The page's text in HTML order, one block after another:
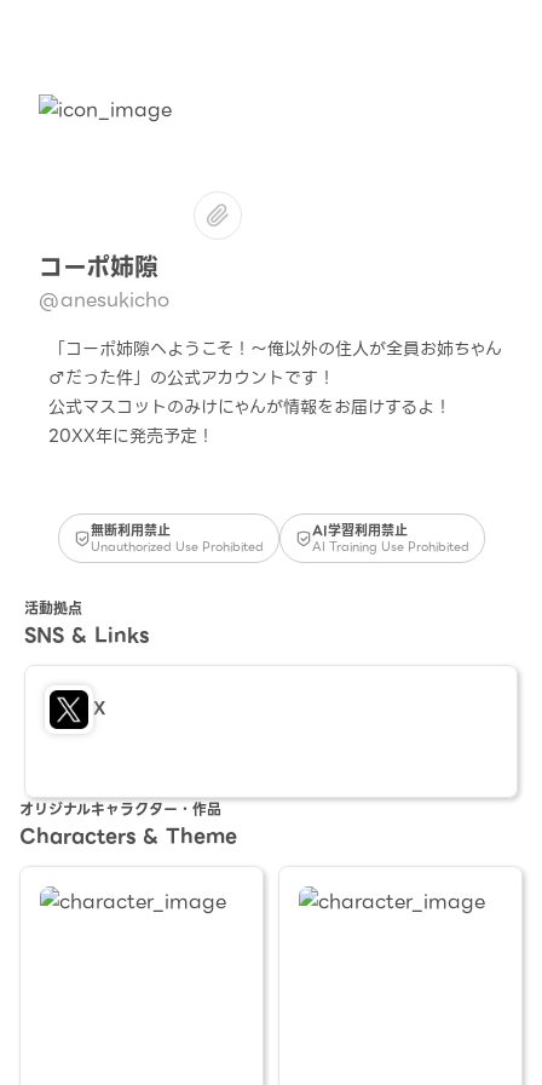
コーポ姉隙
@anesukicho
「コーポ姉隙へようこそ！～俺以外の住人が全員お姉ちゃん
♂だった件」の公式アカウントです！
公式マスコットのみけにゃんが情報をお届けするよ！
20XX年に発売予定！
無断利用禁止
Unauthorized Use Prohibited
AI学習利用禁止
AI Training Use Prohibited
活動拠点
SNS & Links
X
オリジナルキャラクター・作品
Characters & Theme